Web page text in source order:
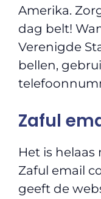
Amerika.
dag belt!
Verenigde
bellen,
Zaful
Het is
Zaful email
geeft de